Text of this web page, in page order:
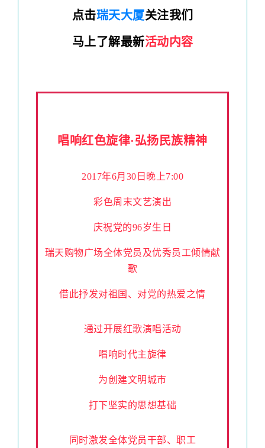
点击瑞天大厦关注我们
马上了解最新活动内容
唱响红色旋律·弘扬民族精神
2017年6月30日晚上7:00
彩色周末文艺演出
庆祝党的96岁生日
瑞天购物广场全体党员及优秀员工倾情献
歌
借此抒发对祖国、对党的热爱之情
通过开展红歌演唱活动
唱响时代主旋律
为创建文明城市
打下坚实的思想基础
同时激发全体党员干部、职工